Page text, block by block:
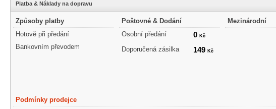
Platba & Náklady na dopravu
Způsoby platby
Hotově při předání
Bankovním převodem
Poštovné & Dodání
Osobní předání
0Kč
Doporučená zásilka 149Kč
Mezinárodní
Podmínky prodejce